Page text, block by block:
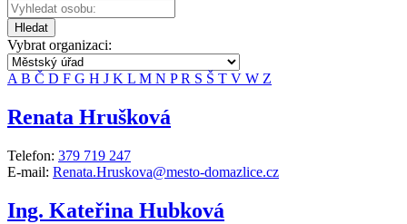
Hledat
Vybrat organizaci:
A B Č D F G H J K L M N PR S Š T V W Z
Renata Hrušková
Telefon: 379 719 247
E-mail: Renata.Hruskova@mesto-domazlice.cz
Ing. Kateřina Hubková